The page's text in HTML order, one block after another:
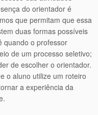
do orientador é
que permitam que essa
duas formas possíveis
quando o professor
de um processo seletivo;
de escolher o orientador.
o aluno utilize um roteiro
a experiência da